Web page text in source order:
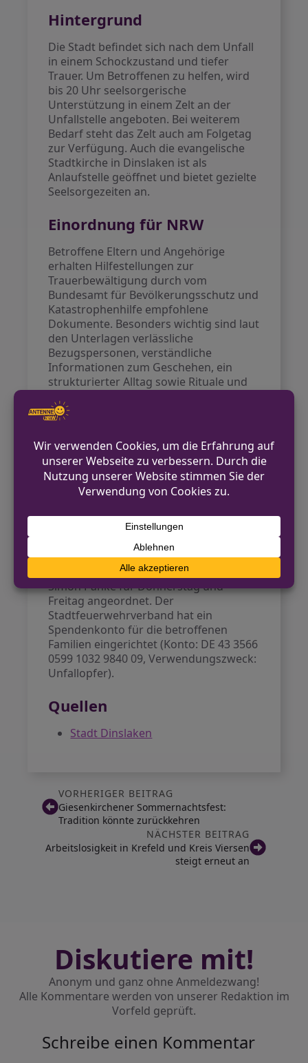
Hintergrund
Die Stadt befindet sich nach dem Unfall
in einem Schockzustand und tiefer
Trauer. Um Betroffenen zu helfen, wird
bis 20 Uhr seelsorgerische
Unterstützung in einem Zelt an der
Unfallstelle angeboten. Bei weiterem
Bedarf steht das Zelt auch am Folgetag
zur Verfügung. Auch die evangelische
Stadtkirche in Dinslaken ist als
Anlaufstelle geöffnet und bietet gezielte
Seelsorgezeiten an.
Einordnung für NRW
Betroffene Eltern und Angehörige
erhalten Hilfestellungen zur
Trauerbewältigung durch vom
Bundesamt für Bevölkerungsschutz und
Katastrophenhilfe empfohlene
Dokumente. Besonders wichtig sind laut
den Unterlagen verlässliche
Bezugspersonen, verständliche
Informationen zum Geschehen, ein
strukturierter Alltag sowie Rituale und
Betroffenheit wie Kerzen oder Gebete.
Ausblick und Solidarität
Um die Trauer auch in das öffentliche
Leben zu tragen, findet das geplante
Wein- und Genussfest in Dinslaken am
29.05. ohne Musik und
Bühnenprogramm statt. So erhalten
Bürger:innen Raum zum Austausch und
Gedenken. Zudem wurde die
Trauerbeflaggung durch Bürgermeister
Simon Panke für Donnerstag und
Freitag angeordnet. Der
Stadtfeuerwehrverband hat ein
Spendenkonto für die betroffenen
Familien eingerichtet (Konto: DE 43 3566
0599 1032 9840 09, Verwendungszweck:
Unfallopfer).
Quellen
Stadt Dinslaken
VORHERIGER BEITRAG
Giesenkirchener Sommernachtsfest:
Tradition könnte zurückkehren
NÄCHSTER BEITRAG
Arbeitslosigkeit in Krefeld und Kreis Viersen
steigt erneut an
Diskutiere mit!
Anonym und ganz ohne Anmeldezwang!
Alle Kommentare werden von unserer Redaktion im
Vorfeld geprüft.
Schreibe einen Kommentar